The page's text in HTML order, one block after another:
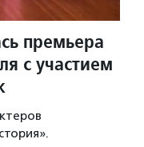
премьера
с участием